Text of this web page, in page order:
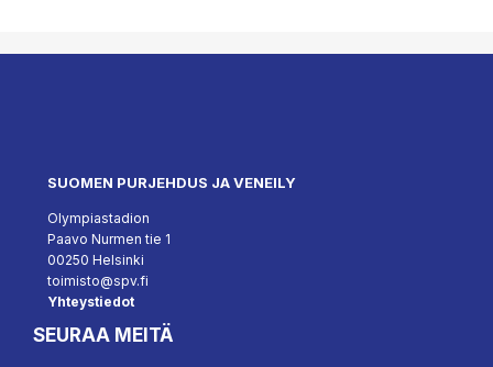
SUOMEN PURJEHDUS JA VENEILY
Olympiastadion
Paavo Nurmen tie 1
00250 Helsinki
toimisto@spv.fi
Yhteystiedot
SEURAA MEITÄ